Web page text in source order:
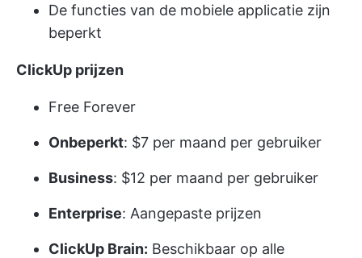
De functies van de mobiele applicatie zijn
beperkt
ClickUp prijzen
Free Forever
Onbeperkt: $7 per maand per gebruiker
Business: $12 per maand per gebruiker
Enterprise: Aangepaste prijzen
ClickUp Brain: Beschikbaar op alle